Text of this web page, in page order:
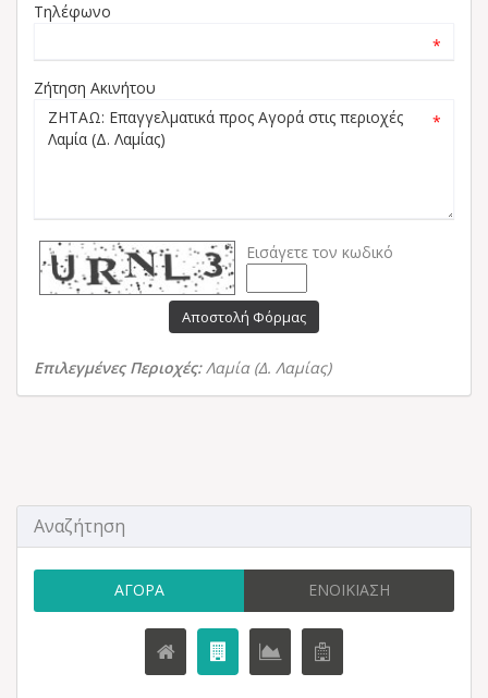
Τηλέφωνο
*
Ζήτηση Ακινήτου
*
Εισάγετε τον κωδικό
Αποστολή Φόρμας
Επιλεγμένες Περιοχές:Λαμία (Δ. Λαμίας)
Αναζήτηση
ΑΓΟΡΆ ΕΝΟΙΚΊΑΣΗ